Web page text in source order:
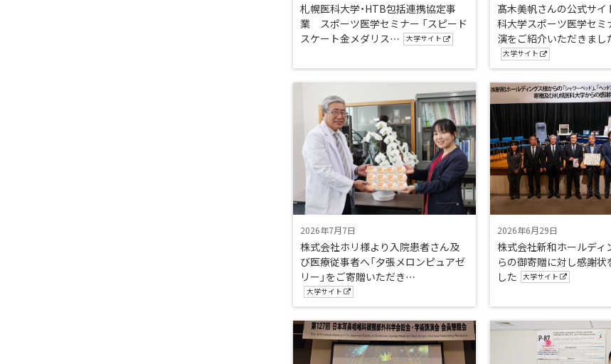
札幌医科大学・HTB包括連携協定事
業 スポーツ医学セミナー 「スピード
スケート金メダリス…
大学サイト
髙木美帆さんの公式サイ
科大学スポーツ医学セミ
演をご紹介いただきまし
大学サイト
2026年7月7日
株式会社ホリ様より入院患者さん及
び医療従事者へ「夕張メロンピュアゼ
リー」をご寄贈いただき…
大学サイト
2026年6月29日
株式会社新和ホールディ
らの御寄贈に対し感謝状
した
大学サイト